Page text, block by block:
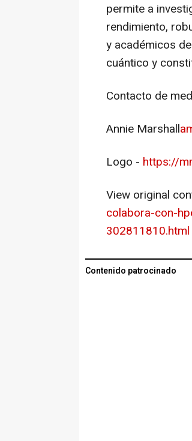
permite a
rendimiento,
y académicos
cuántico y
Contacto de
Annie Marshall
Logo - https://
View original
colabora-con-
302811810.html
Contenido patrocinado